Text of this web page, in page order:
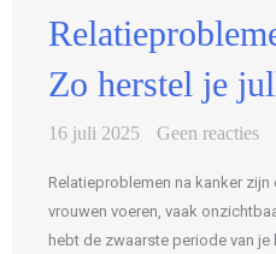
Zo herstel je
16 juli 2025 Geen reacties
Relatieproblemen na kanker zijn
vrouwen voeren, vaak
hebt de zwaarste periode van je